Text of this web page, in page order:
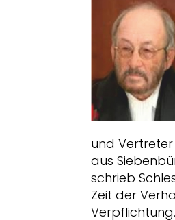
und
aus
schrieb
Zeit der